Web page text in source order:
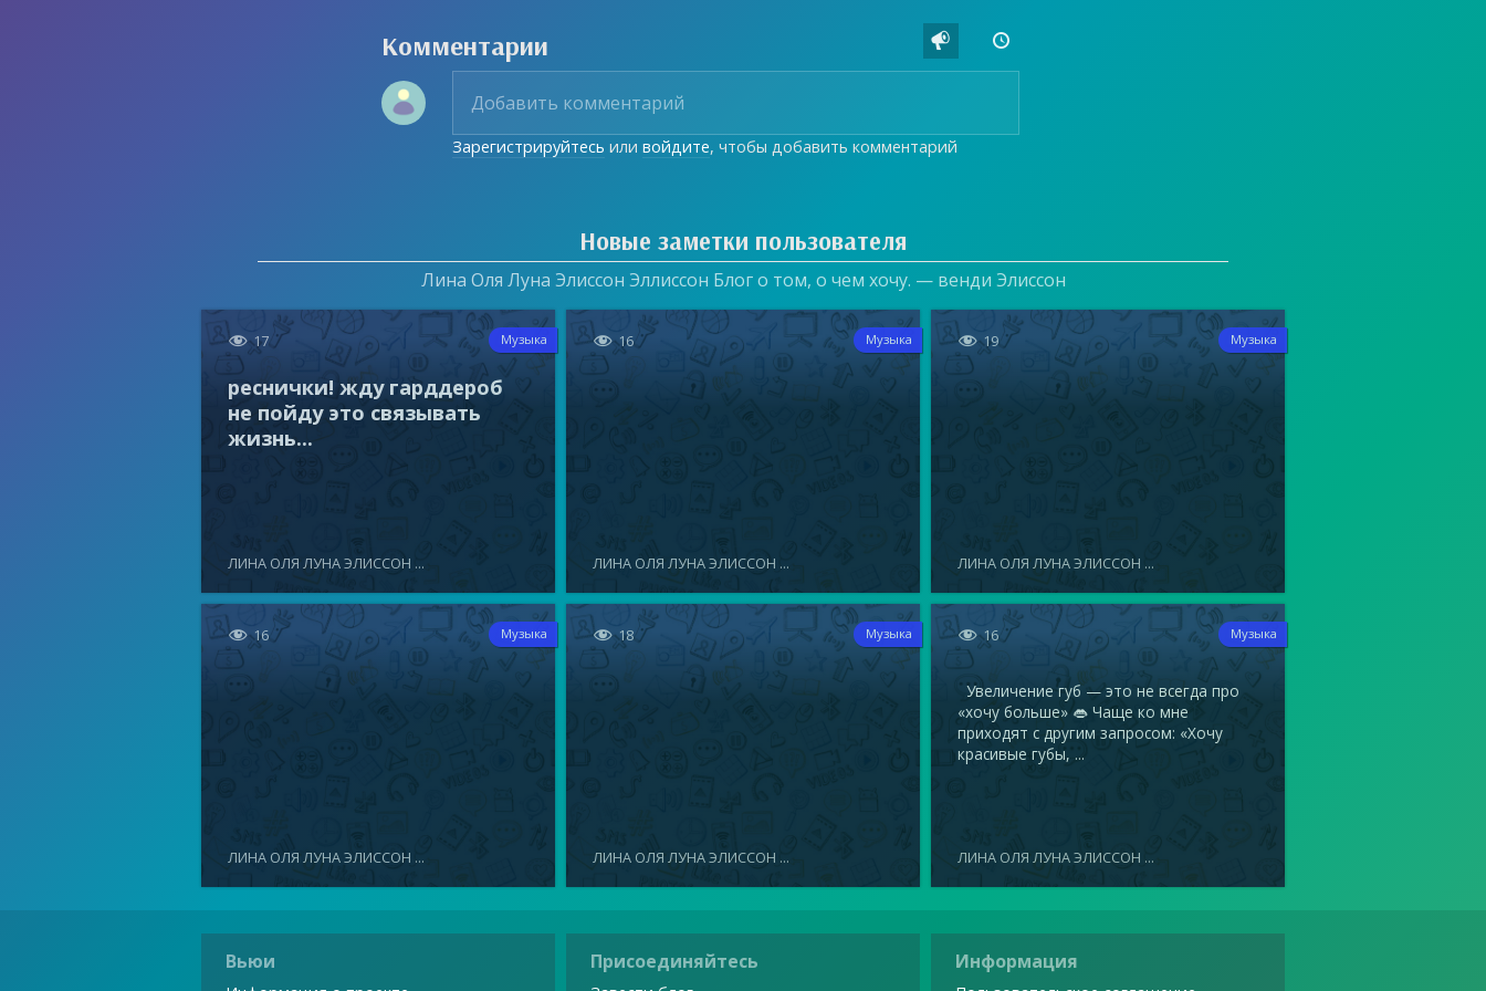
Комментарии  
Зарегистрируйтесь иливойдите, чтобы добавить комментарий
Новые заметки пользователя
Лина Оля Луна Элиссон Эллиссон Блог о том, о чем хочу. — венди Элиссон
 17 Музыка
реснички! жду гарддероб
не пойду это связывать
жизнь...
ЛИНА ОЛЯ ЛУНА ЭЛИССОН ...
 16 Музыка
ЛИНА ОЛЯ ЛУНА ЭЛИССОН ...
 19 Музыка
ЛИНА ОЛЯ ЛУНА ЭЛИССОН ...
 16 Музыка
ЛИНА ОЛЯ ЛУНА ЭЛИССОН ...
 18 Музыка
ЛИНА ОЛЯ ЛУНА ЭЛИССОН ...
 16 Музыка
Увеличение губ — это не всегда про
«хочу больше» 👄 Чаще ко мне
приходят с другим запросом: «Хочу
красивые губы, ...
ЛИНА ОЛЯ ЛУНА ЭЛИССОН ...
Вьюи Присоединяйтесь Информация